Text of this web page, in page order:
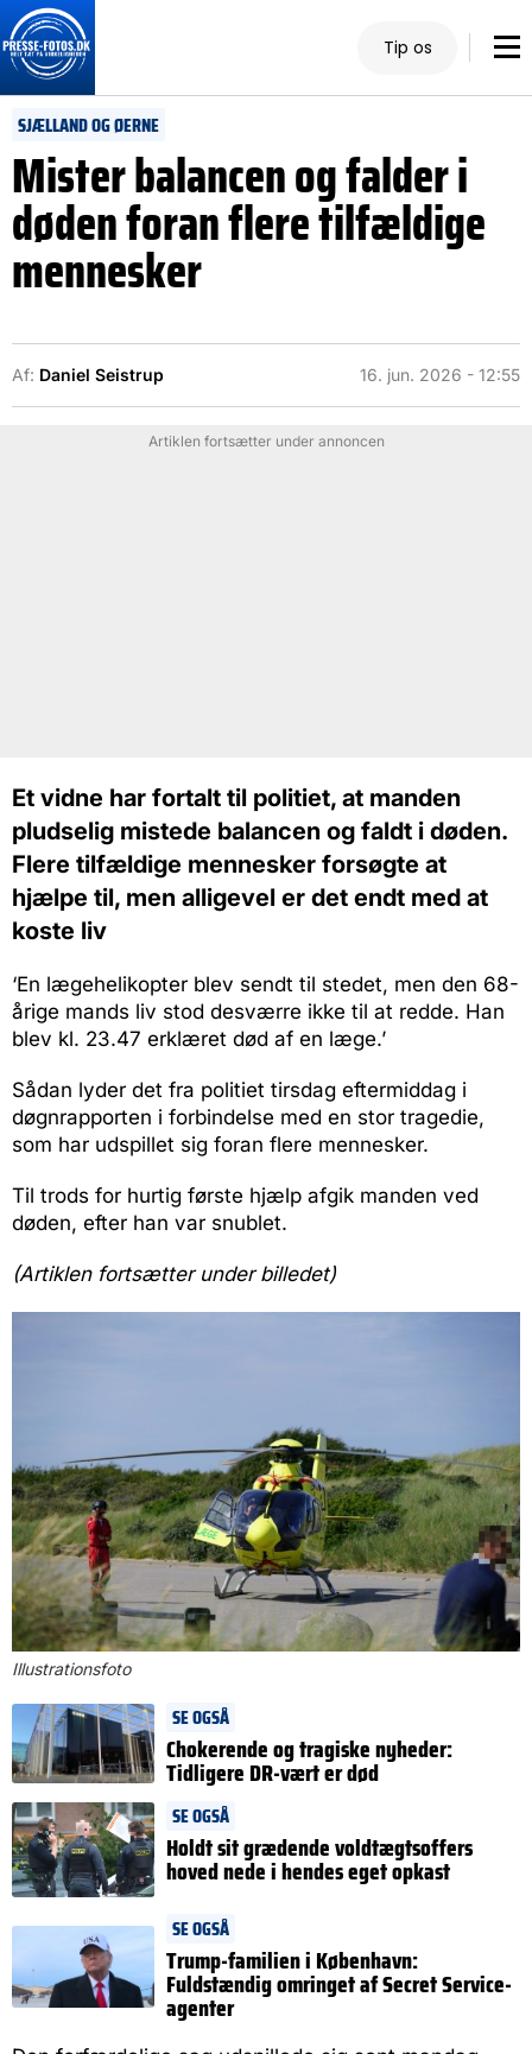
Tip os
SJÆLLAND OG ØERNE
Mister balancen og falder i
døden foran flere tilfældige
mennesker
Af: Daniel Seistrup 16. jun. 2026 - 12:55
Artiklen fortsætter under annoncen
Et vidne har fortalt til politiet, at manden
pludselig mistede balancen og faldt i døden.
Flere tilfældige mennesker forsøgte at
hjælpe til, men alligevel er det endt med at
koste liv
‘En lægehelikopter blev sendt til stedet, men den 68-
årige mands liv stod desværre ikke til at redde. Han
blev kl. 23.47 erklæret død af en læge.’
Sådan lyder det fra politiet tirsdag eftermiddag i
døgnrapporten i forbindelse med en stor tragedie,
som har udspillet sig foran flere mennesker.
Til trods for hurtig første hjælp afgik manden ved
døden, efter han var snublet.
(Artiklen fortsætter under billedet)
Illustrationsfoto
SE OGSÅ
Chokerende og tragiske nyheder:
Tidligere DR-vært er død
SE OGSÅ
Holdt sit grædende voldtægtsoffers
hoved nede i hendes eget opkast
SE OGSÅ
Trump-familien i København:
Fuldstændig omringet af Secret Service-
agenter